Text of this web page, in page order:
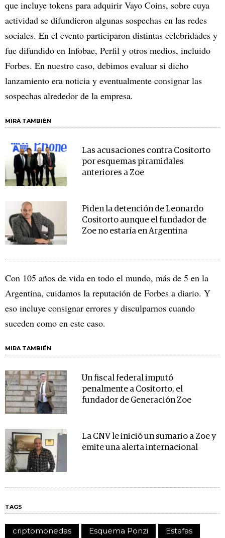
que incluye tokens para adquirir Vayo Coins, sobre cuya
actividad se difundieron algunas sospechas en las redes
sociales. En el evento participaron distintas celebridades y
fue difundido en Infobae, Perfil y otros medios, incluido
Forbes. En nuestro caso, debimos evaluar si dicho
lanzamiento era noticia y eventualmente consignar las
sospechas alrededor de la empresa.
MIRA TAMBIÉN
Las acusaciones contra Cositorto
por esquemas piramidales
anteriores a Zoe
Piden la detención de Leonardo
Cositorto aunque el fundador de
Zoe no estaría en Argentina
Con 105 años de vida en todo el mundo, más de 5 en la
Argentina, cuidamos la reputación de Forbes a diario. Y
eso incluye consignar errores y disculparnos cuando
suceden como en este caso.
MIRA TAMBIÉN
Un fiscal federal imputó
penalmente a Cositorto, el
fundador de Generación Zoe
La CNV le inició un sumario a Zoe y
emite una alerta internacional
TAGS
criptomonedas Esquema Ponzi
Estafas